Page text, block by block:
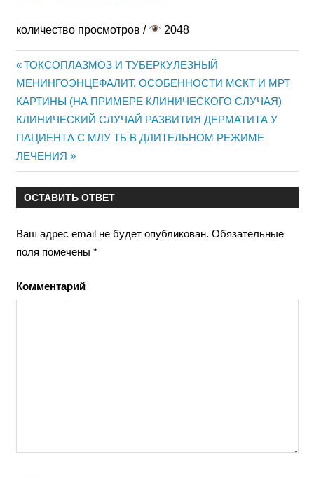
количество просмотров / 2048
Навигация
по
записям
Предыдущая
запись:
ТОКСОПЛАЗМОЗ И ТУБЕРКУЛЕЗНЫЙ
МЕНИНГОЭНЦЕФАЛИТ, ОСОБЕННОСТИ МСКТ И МРТ
КАРТИНЫ (НА ПРИМЕРЕ КЛИНИЧЕСКОГО СЛУЧАЯ)
Следующая
запись:
КЛИНИЧЕСКИЙ СЛУЧАЙ РАЗВИТИЯ ДЕРМАТИТА У
ПАЦИЕНТА С МЛУ ТБ В ДЛИТЕЛЬНОМ РЕЖИМЕ
ЛЕЧЕНИЯ
ОСТАВИТЬ ОТВЕТ
Ваш адрес email не будет опубликован. Обязательные
поля помечены *
Комментарий